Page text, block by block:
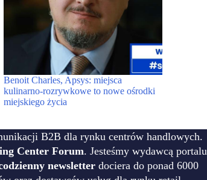
Benoit Charles, Apsys: miejsca
kulinarno-rozrywkowe to nowe ośrodki
miejskiego życia
B2B dla rynku centrów handlowych.
Center Forum. Jesteśmy wydawcą portalu
newsletter dociera do ponad 6000